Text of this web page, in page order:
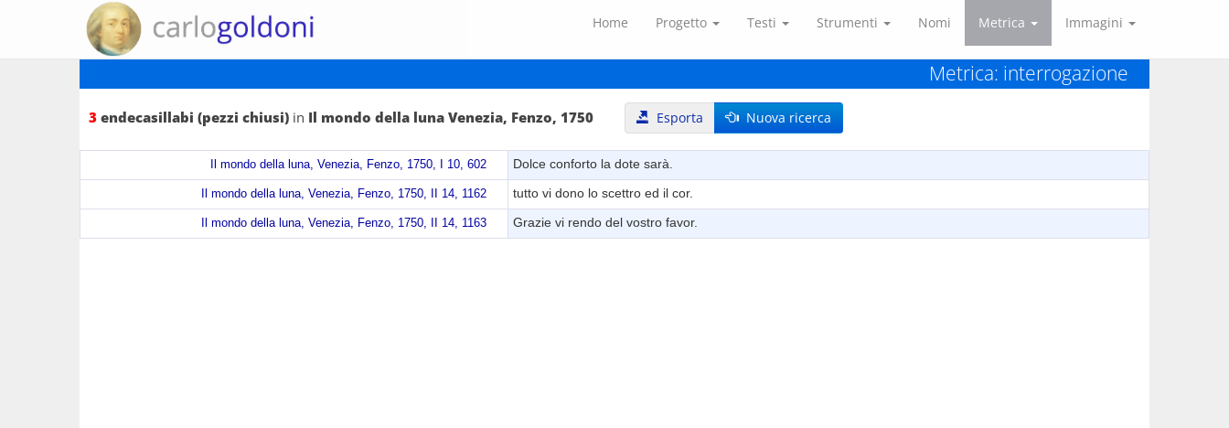
Home Progetto Testi Strumenti Nomi Metrica Immagini
Metrica: interrogazione
3 endecasillabi (pezzi chiusi) in Il mondo della luna Venezia, Fenzo, 1750 Esporta Nuova ricerca
Il mondo della luna, Venezia, Fenzo, 1750, I 10, 602 Dolce conforto la dote sarà.
Il mondo della luna, Venezia, Fenzo, 1750, II 14, 1162 tutto vi dono lo scettro ed il cor.
Il mondo della luna, Venezia, Fenzo, 1750, II 14, 1163 Grazie vi rendo del vostro favor.